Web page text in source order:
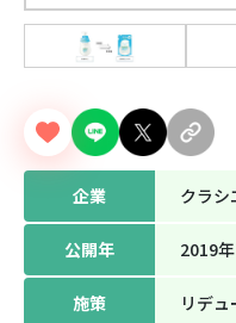
企業 クラシ
公開年 2019年
施策 リデュ